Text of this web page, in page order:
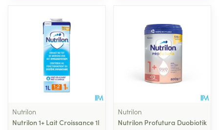
Nutrilon
Nutrilon 1+ Lait Croissance 1l
Nutrilon
Nutrilon Profutura Duobiotik